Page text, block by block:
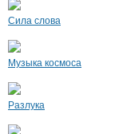
Сила слова
Музыка космоса
Разлука